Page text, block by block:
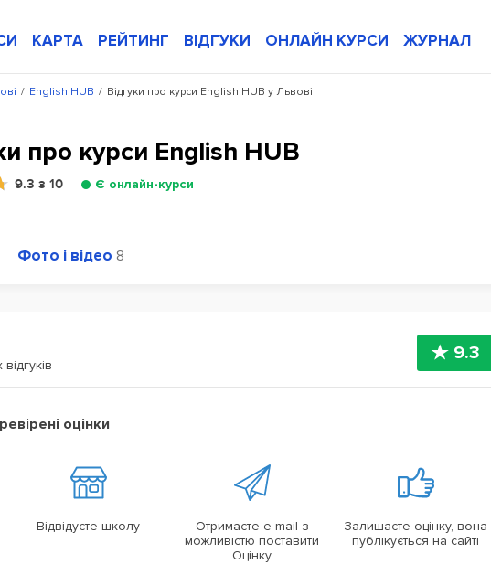
КАРТА РЕЙТИНГ ВІДГУКИ ОНЛАЙН КУРСИ ЖУРНАЛ
/ /
English HUB Відгуки про курси English HUB у Львові
про курси English HUB
9.3 з 10 Є онлайн-курси
Фото і відео 8
9.3
оцінки
Відвідуєте школу
Отримаєте e-mail з
можливістю поставити
Оцінку
Залишаєте оцінку, вона
публікується на сайті